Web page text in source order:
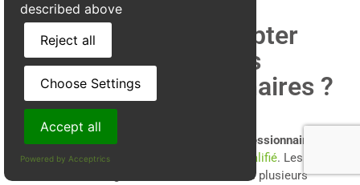
Quels prix faut il compter
pour le traitement des
chenilles processionnaires ?
Pour éliminer efficacement les chenilles processionnaires
impératif defaire appel à un professionnel qualifié. Les tarifs
des traitements à Agnin varient en fonction de plusieurs
described above
Reject all
Choose Settings
Accept all
Powered by Acceptrics